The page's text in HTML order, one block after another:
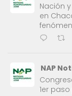
Nación
en
NAP
1er